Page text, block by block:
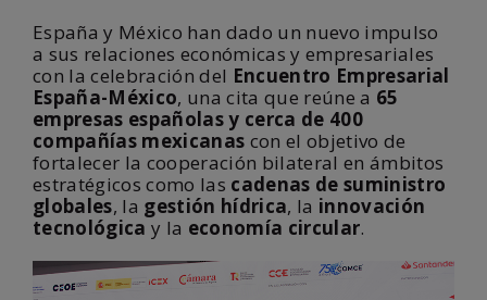
España y México han dado un nuevo impulso
a sus relaciones económicas y empresariales
con la celebración del Encuentro Empresarial
España-México, una cita que reúne a 65
empresas españolas y cerca de 400
compañías mexicanas con el objetivo de
fortalecer la cooperación bilateral en ámbitos
estratégicos como las cadenas de suministro
globales, la gestión hídrica, la innovación
tecnológica y la economía circular.